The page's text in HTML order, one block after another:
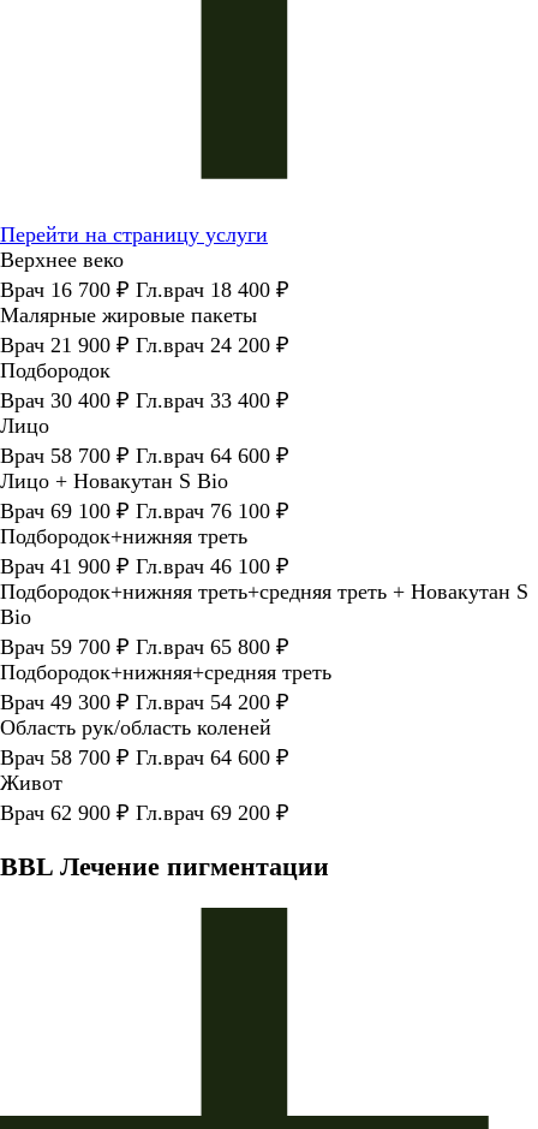
Перейти на страницу услуги
Верхнее веко
Врач 16 700 ₽ Гл.врач 18 400 ₽
Малярные жировые пакеты
Врач 21 900 ₽ Гл.врач 24 200 ₽
Подбородок
Врач 30 400 ₽ Гл.врач 33 400 ₽
Лицо
Врач 58 700 ₽ Гл.врач 64 600 ₽
Лицо + Новакутан S Bio
Врач 69 100 ₽ Гл.врач 76 100 ₽
Подбородок+нижняя треть
Врач 41 900 ₽ Гл.врач 46 100 ₽
Подбородок+нижняя треть+средняя треть + Новакутан S
Bio
Врач 59 700 ₽ Гл.врач 65 800 ₽
Подбородок+нижняя+средняя треть
Врач 49 300 ₽ Гл.врач 54 200 ₽
Область рук/область коленей
Врач 58 700 ₽ Гл.врач 64 600 ₽
Живот
Врач 62 900 ₽ Гл.врач 69 200 ₽
BBL Лечение пигментации